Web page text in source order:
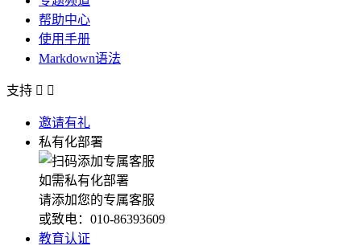
帮助中心
使用手册
Markdown语法
支持  
邀请有礼
私有化部署
如需私有化部署
请添加您的专属客服
或致电：010-86393609
教育认证